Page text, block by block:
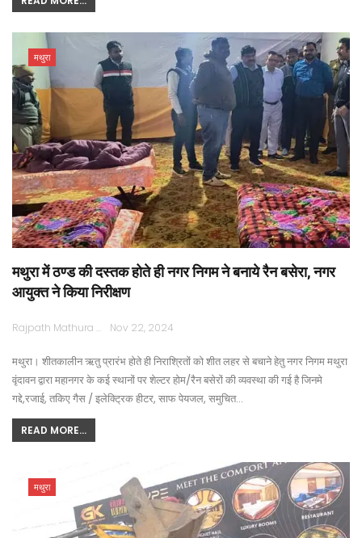
मथुरा
मथुरा में ठण्ड की दस्तक होते ही नगर निगम ने बनाये रैन बसेरा, नगर
आयुक्त ने किया निरीक्षण
Rajpath Mathura Nov 22, 2024
मथुरा। शीतकालीन ऋतु प्रारंभ होते ही निराश्रितों को शीत लहर से बचाने हेतु नगर निगम मथुरा
वृंदावन द्वारा महानगर के कई स्थानों पर शेल्टर होम/रैन बसेरों की व्यवस्था की गई है जिनमे
गद्दे,रजाई, तकिए गैस / इलेक्ट्रिक हीटर, साफ पेयजल, समुचित…
READ MORE...
मथुरा